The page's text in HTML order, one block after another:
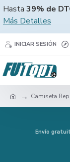
Hasta 39% de
Más Detalles
INICIAR SESIÓN
Camiseta
Envío